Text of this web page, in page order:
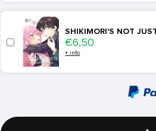
SHIKIMORI'S NOT
Price
€6,50
+ info